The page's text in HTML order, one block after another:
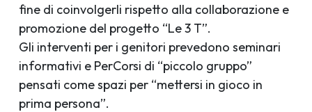
fine di coinvolgerli rispetto alla collaborazione e
promozione del progetto “Le 3 T”.
Gli interventi per i genitori prevedono seminari
informativi e PerCorsi di “piccolo gruppo”
pensati come spazi per “mettersi in gioco in
prima persona”.